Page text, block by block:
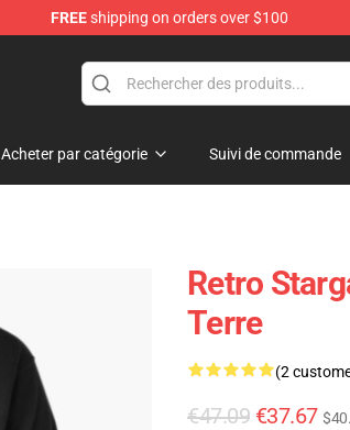
FREEshipping on orders over $100
Acheter par catégorie Suivi de commande
Retro
Terre
(2
€47.09 €37.67